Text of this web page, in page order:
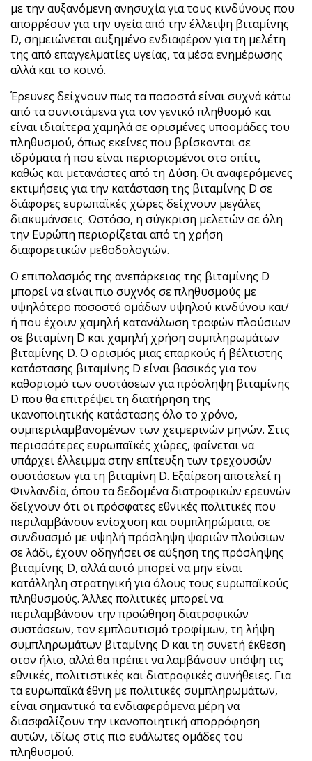
με την αυξανόμενη ανησυχία για τους κινδύνους που
απορρέουν για την υγεία από την έλλειψη βιταμίνης
D, σημειώνεται αυξημένο ενδιαφέρον για τη μελέτη
της από επαγγελματίες υγείας, τα μέσα ενημέρωσης
αλλά και το κοινό.
Έρευνες δείχνουν πως τα ποσοστά είναι συχνά κάτω
από τα συνιστάμενα για τον γενικό πληθυσμό και
είναι ιδιαίτερα χαμηλά σε ορισμένες υποομάδες του
πληθυσμού, όπως εκείνες που βρίσκονται σε
ιδρύματα ή που είναι περιορισμένοι στο σπίτι,
καθώς και μετανάστες από τη Δύση. Οι αναφερόμενες
εκτιμήσεις για την κατάσταση της βιταμίνης D σε
διάφορες ευρωπαϊκές χώρες δείχνουν μεγάλες
διακυμάνσεις. Ωστόσο, η σύγκριση μελετών σε όλη
την Ευρώπη περιορίζεται από τη χρήση
διαφορετικών μεθοδολογιών.
Ο επιπολασμός της ανεπάρκειας της βιταμίνης D
μπορεί να είναι πιο συχνός σε πληθυσμούς με
υψηλότερο ποσοστό ομάδων υψηλού κινδύνου και/
ή που έχουν χαμηλή κατανάλωση τροφών πλούσιων
σε βιταμίνη D και χαμηλή χρήση συμπληρωμάτων
βιταμίνης D. Ο ορισμός μιας επαρκούς ή βέλτιστης
κατάστασης βιταμίνης D είναι βασικός για τον
καθορισμό των συστάσεων για πρόσληψη βιταμίνης
D που θα επιτρέψει τη διατήρηση της
ικανοποιητικής κατάστασης όλο το χρόνο,
συμπεριλαμβανομένων των χειμερινών μηνών. Στις
περισσότερες ευρωπαϊκές χώρες, φαίνεται να
υπάρχει έλλειμμα στην επίτευξη των τρεχουσών
συστάσεων για τη βιταμίνη D. Εξαίρεση αποτελεί η
Φινλανδία, όπου τα δεδομένα διατροφικών ερευνών
δείχνουν ότι οι πρόσφατες εθνικές πολιτικές που
περιλαμβάνουν ενίσχυση και συμπληρώματα, σε
συνδυασμό με υψηλή πρόσληψη ψαριών πλούσιων
σε λάδι, έχουν οδηγήσει σε αύξηση της πρόσληψης
βιταμίνης D, αλλά αυτό μπορεί να μην είναι
κατάλληλη στρατηγική για όλους τους ευρωπαϊκούς
πληθυσμούς. Άλλες πολιτικές μπορεί να
περιλαμβάνουν την προώθηση διατροφικών
συστάσεων, τον εμπλουτισμό τροφίμων, τη λήψη
συμπληρωμάτων βιταμίνης D και τη συνετή έκθεση
στον ήλιο, αλλά θα πρέπει να λαμβάνουν υπόψη τις
εθνικές, πολιτιστικές και διατροφικές συνήθειες. Για
τα ευρωπαϊκά έθνη με πολιτικές συμπληρωμάτων,
είναι σημαντικό τα ενδιαφερόμενα μέρη να
διασφαλίζουν την ικανοποιητική απορρόφηση
αυτών, ιδίως στις πιο ευάλωτες ομάδες του
πληθυσμού.